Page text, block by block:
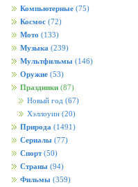
Компьютерные (75)
Космос (72)
Мото (133)
Музыка (239)
Мультфильмы (146)
Оружие (53)
Праздники (87)
Новый год (67)
Хэллоуин (20)
Природа (1491)
Сериалы (77)
Спорт (50)
Страны (94)
Фильмы (359)